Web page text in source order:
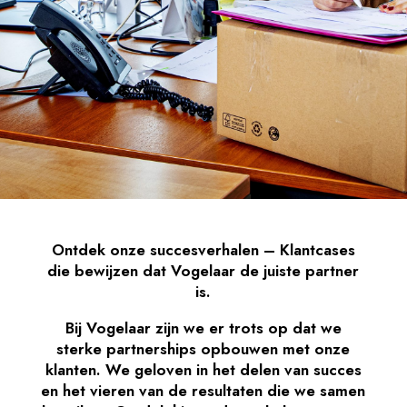
Ontdek onze succesverhalen – Klantcases
die bewijzen dat Vogelaar de juiste partner
is.
Bij Vogelaar zijn we er trots op dat we
sterke partnerships opbouwen met onze
klanten. We geloven in het delen van succes
en het vieren van de resultaten die we samen